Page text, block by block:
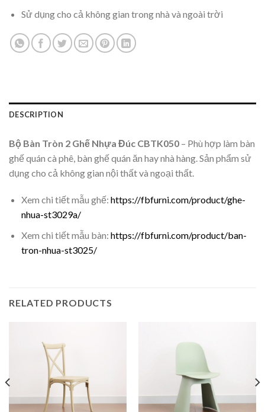
Sử dụng cho cả không gian trong nhà và ngoài trời
DESCRIPTION
Bộ Bàn Tròn 2 Ghế Nhựa Đúc CBTK050 – Phù hợp làm bàn
ghế quán cà phê, bàn ghế quán ăn hay nhà hàng. Sản phẩm sử
dụng cho cả không gian nội thất và ngoại thất.
Xem chi tiết mẫu ghế: https://fbfurni.com/product/ghe-
nhua-st3029a/
Xem chi tiết mẫu bàn: https://fbfurni.com/product/ban-
tron-nhua-st3025/
RELATED PRODUCTS